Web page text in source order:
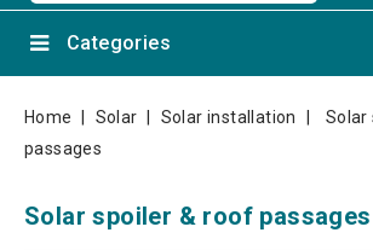
Categories
Home Solar Solar installation
Solar
passages
Solar spoiler & roof passages